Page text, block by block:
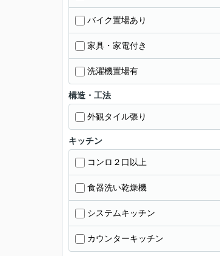
バイク置場あり
家具・家電付き
洗濯機置場有
構造・工法
外観タイル張り
キッチン
コンロ２口以上
食器洗い乾燥機
システムキッチン
カウンターキッチン